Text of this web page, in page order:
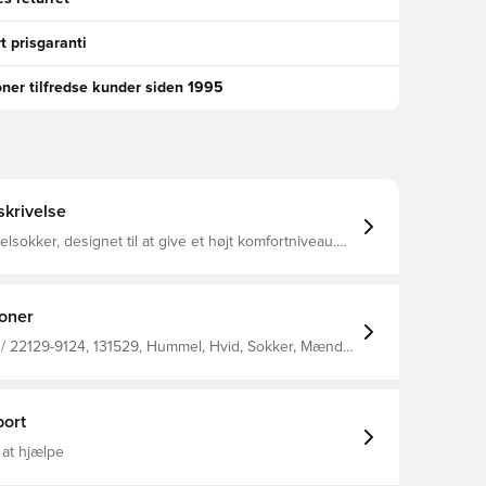
prisgaranti
tilfredse kunder siden 1995
designet til at give et højt komfortniveau.
og 3%
22129-9124, 131529, Hummel, Hvid, Sokker, Mænd,
at hjælpe